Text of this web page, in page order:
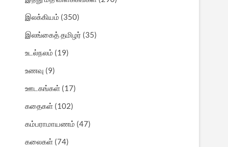
இலக்கியம் (350)
இலங்கைத் தமிழர் (35)
உடல்நலம் (19)
உணவு (9)
ஊடகங்கள் (17)
கதைகள் (102)
கம்பராமாயணம் (47)
கலைகள் (74)